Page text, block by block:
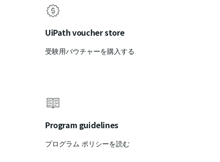
UiPath voucher store
受験用バウチャーを購入する
Program guidelines
プログラム ポリシーを読む